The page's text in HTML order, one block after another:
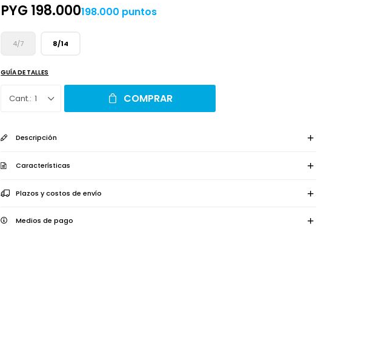
PYG 198.000198.000 puntos
4/7 8/14
GUÍA DE TALLES
1 COMPRAR
Descripción
Características
Plazos y costos de envío
Medios de pago